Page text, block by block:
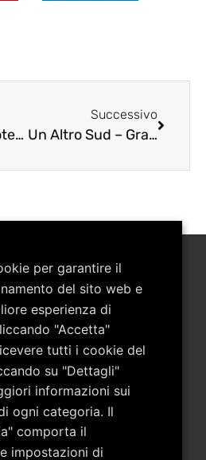
L’arte, che fa Potenza – Exibart.com
Successivo
Un Altro Sud – Grandi nomi in Basilicata per le prime mosse del progetto ArtePollino – Exibart.com
nel febbraio del 2008 allo
culturale del territorio del Parco
per garantire il
del sito web e
esperienza di
"Accetta"
tutti i cookie del
su "Dettagli"
informazioni sui
ogni categoria. Il
comporta il
impostazioni di